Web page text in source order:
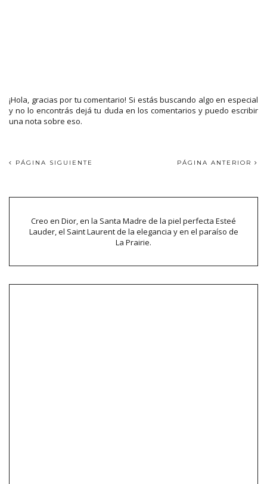
¡Hola, gracias por tu comentario! Si estás buscando algo en especial
y no lo encontrás dejá tu duda en los comentarios y puedo escribir
una nota sobre eso.
PÁGINA SIGUIENTE PÁGINA ANTERIOR
Creo en Dior, en la Santa Madre de la piel perfecta Esteé
Lauder, el Saint Laurent de la elegancia y en el paraíso de
La Prairie.